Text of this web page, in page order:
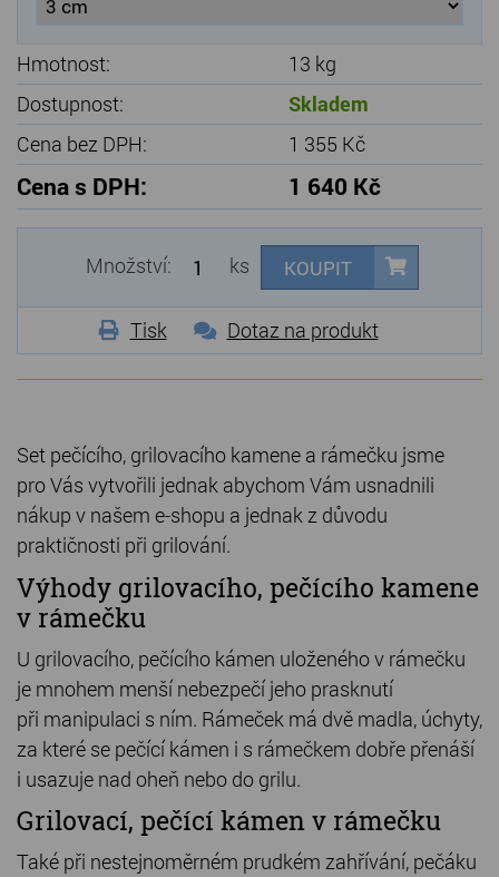
Hmotnost:
13 kg
Dostupnost:
Skladem
Cena bez DPH:
1 355 Kč
Cena s DPH: 1 640 Kč
Množství: ks KOUPIT
Tisk Dotaz na produkt
Set pečícího, grilovacího kamene a rámečku jsme
pro Vás vytvořili jednak abychom Vám usnadnili
nákup v našem e-shopu a jednak z důvodu
praktičnosti při grilování.
Výhody grilovacího, pečícího kamene
v rámečku
U grilovacího, pečícího kámen uloženého v rámečku
je mnohem menší nebezpečí jeho prasknutí
při manipulaci s ním. Rámeček má dvě madla, úchyty,
za které se pečící kámen i s rámečkem dobře přenáší
i usazuje nad oheň nebo do grilu.
Grilovací, pečící kámen v rámečku
Také při nestejnoměrném prudkém zahřívání, pečáku